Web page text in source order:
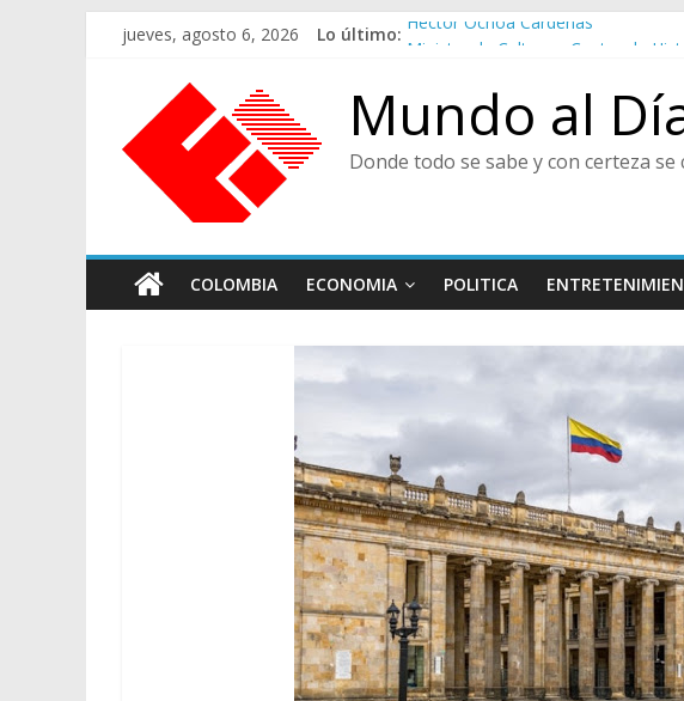
Saltarjueves, agosto 6, 2026 Lo último: Héctor Ochoa Cárdenas
De Cara al Porvenir, Pedro Juan
Juicios, Alfredo Vanegas Montoya
CENTRO DE HISTORIA,
Mundo al
Donde todo se sabe y con certeza se
COLOMBIA ECONOMIA POLITICA